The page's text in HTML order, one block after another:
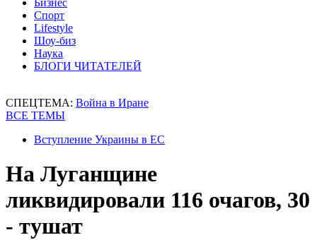
Бизнес
Спорт
Lifestyle
Шоу-биз
Наука
БЛОГИ ЧИТАТЕЛЕЙ
СПЕЦТЕМА: Война в Иране
ВСЕ ТЕМЫ
Вступление Украины в ЕС
На Луганщине
ликвидировали 116 очагов, 30
- тушат